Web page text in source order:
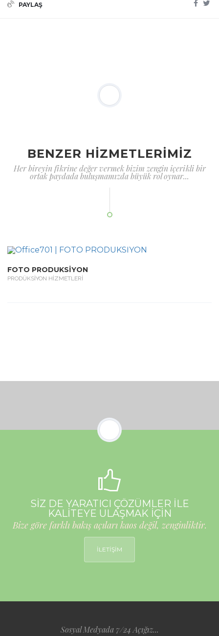
PAYLAŞ
BENZER HİZMETLERİMİZ
Her bireyin fikrine değer vermek bizim zengin içerikli bir
ortak paydada buluşmamızda büyük rol oynar...
FOTO PRODUKSİYON
PRODÜKSİYON HİZMETLERİ
SİZ DE YARATICI ÇÖZÜMLER İLE
KALİTEYE ULAŞMAK İÇİN
Bize göre farklı bakış açıları kaos değil, zenginliktir.
İLETİŞİM
Sosyal Medyada 7/24 Açığız...